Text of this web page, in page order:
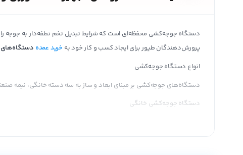
دستگاه جوجه‌کشی محفظه‌ای است که شرایط تبدیل تخم نطفه‌دار به جوجه را
پرورش‌دهندگان طیور برای ایجاد کسب و کار خود به خرید عمده
انواع دستگاه جوجه‌کشی
دستگاه‌های جوجه‌کشی بر مبنای ابعاد و ساز به سه دسته خانگی، نیمه
دستگاه جوجه‌کشی خانگی
ابعاد کم، حمل آسان و صدای کم این دستگاه‌ جزء ویژگی‌های منحصر بفرد آن محسوب می‌شود. حداکثر ظرفیت این دستگاه 100